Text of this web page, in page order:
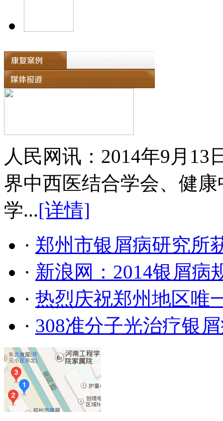
人民网讯：2014年9月
界中西医结合学会、健
学...[详情]
· 郑州市银屑病研究所
· 新浪网：2014银屑病
· 热烈庆祝郑州地区唯
· 308准分子光治疗银